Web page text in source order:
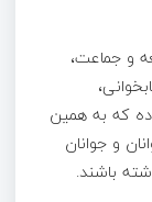
و جماعت،
که به همین
و جوانان
باشند.